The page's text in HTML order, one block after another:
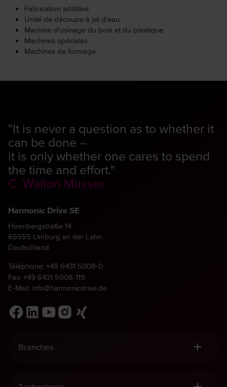
Fabrication additive
Unité de découpe à jet d'eau
Machine d'usinage du bois et du plastique
Machines spéciales
Machines de formage
"It is never a question as to whether it
can be done –
it is only whether one cares to spend
the time and effort."
C. Walton Musser
Harmonic Drive SE
Hoenbergstraße 14
65555 Limburg an der Lahn
Deutschland
Téléphone: +49 6431 5008-0
Fax: +49 6431 5008-119
E-Mail: info@harmonicdrive.de
Branches